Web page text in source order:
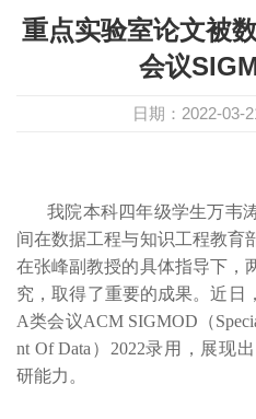
重点实验室论文被
会议
日期：2022-03-
我院本科四年级学生万韦
间在数据工程与知识工程教育
在张峰副教授的具体指导下，
究，取得了重要的成果。近日，
A类会议ACM SIGMOD（
nt Of Data）2022录用，展现
研能力。